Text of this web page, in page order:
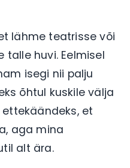
lähme teatrisse või
talle huvi. Eelmisel
isegi nii palju
õhtul kuskile välja
et
aga mina
alt ära.